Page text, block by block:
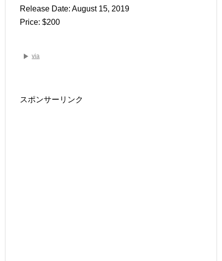
Release Date: August 15, 2019
Price: $200
via
スポンサーリンク